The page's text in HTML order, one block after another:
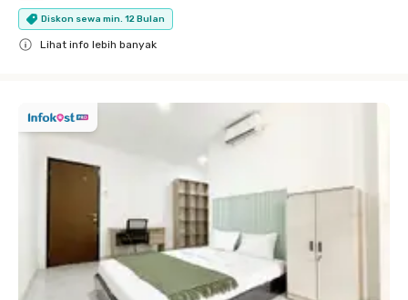
Diskon sewa min. 12 Bulan
Lihat info lebih banyak